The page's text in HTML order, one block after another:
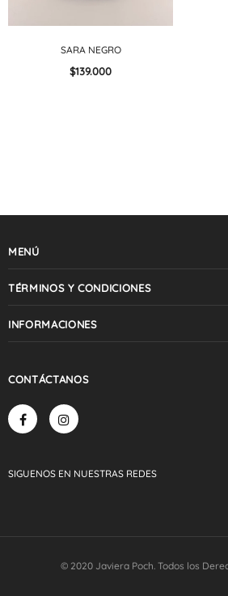
SARA NEGRO
$139.000
MENÚ
TÉRMINOS Y CONDICIONES
INFORMACIONES
CONTÁCTANOS
SIGUENOS EN NUESTRAS REDES
© 2020 Javiera Poch. Todos los